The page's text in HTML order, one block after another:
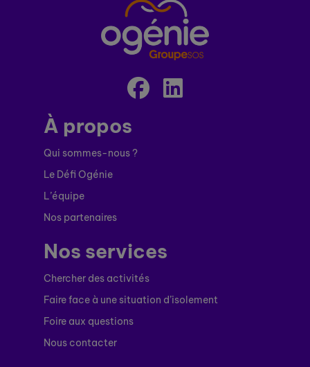
À propos
Qui sommes-nous ?
Le Défi Ogénie
L’équipe
Nos partenaires
Nos services
Chercher des activités
Faire face à une situation d’isolement
Foire aux questions
Nous contacter